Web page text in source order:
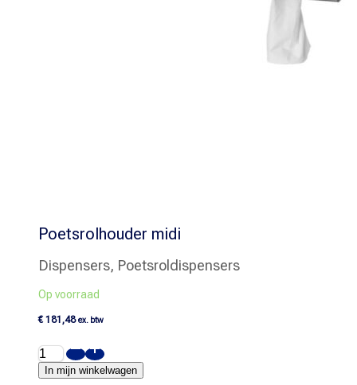
Poetsrolhouder midi
Dispensers, Poetsroldispensers
Op voorraad
€181,48 ex. btw
Poetsrolhouder
midi
aantal
In mijn winkelwagen